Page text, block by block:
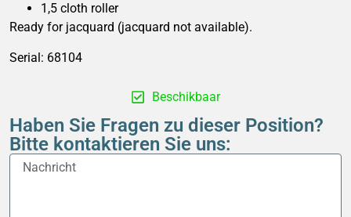
1,5 cloth roller
Ready for jacquard (jacquard not available).
Serial: 68104
Beschikbaar
Haben Sie Fragen zu dieser Position?
Bitte kontaktieren Sie uns: